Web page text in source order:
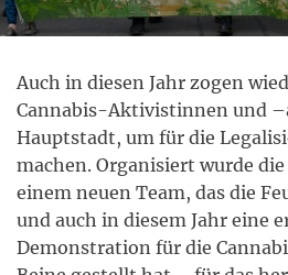
Auch in diesen Jahr zogen
Cannabis-Aktivistinnen und
Hauptstadt, um für die
machen. Organisiert wurde
einem neuen Team, das die
und auch in diesem Jahr eine
Demonstration für die